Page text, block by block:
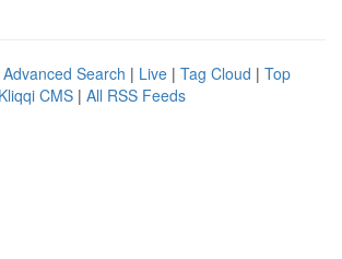
Advanced Search | Live | Tag Cloud | Top
Kliqqi CMS | All RSS Feeds